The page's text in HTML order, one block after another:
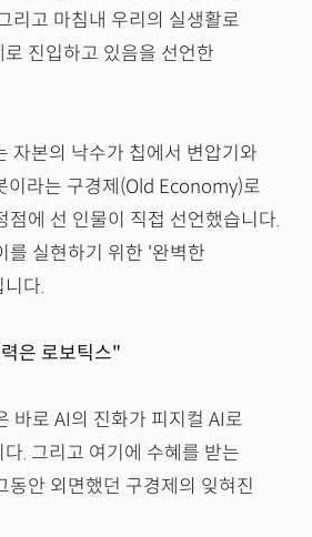
리고 마침내 우리의 실생활로
진입하고 있음을 선언한
자본의 낙수가 칩에서 변압기와
이라는 구경제(Old Economy)로
점에 선 인물이 직접 선언했습니다.
를 실현하기 위한 '완벽한
다.
은 로보틱스"
바로 AI의 진화가 피지컬 AI로
. 그리고 여기에 수혜를 받는
동안 외면했던 구경제의 잊혀진